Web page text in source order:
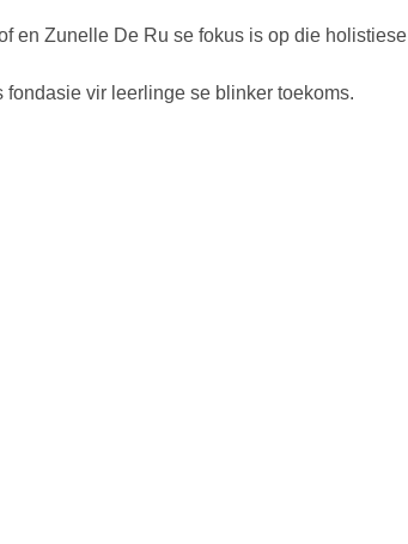
en Zunelle De Ru se fokus is op die holistiese
vir leerlinge se blinker toekoms.